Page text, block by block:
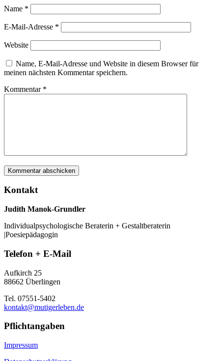
Name *
E-Mail-Adresse *
Website
Name, E-Mail-Adresse und Website in diesem Browser für
meinen nächsten Kommentar speichern.
Kommentar *
Kontakt
Judith Manok-Grundler
Individualpsychologische Beraterin + Gestaltberaterin
|Poesiepädagogin
Telefon + E-Mail
Aufkirch 25
88662 Überlingen
Tel. 07551-5402
kontakt@mutigerleben.de
Pflichtangaben
Impressum